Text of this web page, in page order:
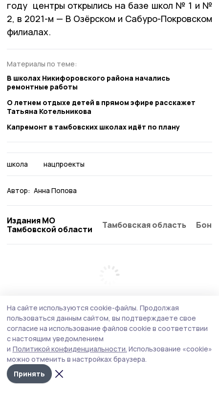
году центры открылись на базе школ № 1 и №
2, в 2021-м — В Озёрском и Сабуро-Покровском
филиалах.
Материалы по теме:
В школах Никифоровского района начались
ремонтные работы
О летнем отдыхе детей в прямом эфире расскажет
Татьяна Котельникова
Капремонт в тамбовских школах идёт по плану
школа нацпроекты
Автор: Анна Попова
Издания МО
Тамбовской области
Тамбовская область
На сайте используются cookie-файлы. Продолжая
пользоваться данным сайтом, вы подтверждаете свое
согласие на использование файлов cookie в соответствии
с настоящим уведомлением
и Политикой конфиденциальности. Использование «cookie»
можно отменить в настройках браузера.
Принять